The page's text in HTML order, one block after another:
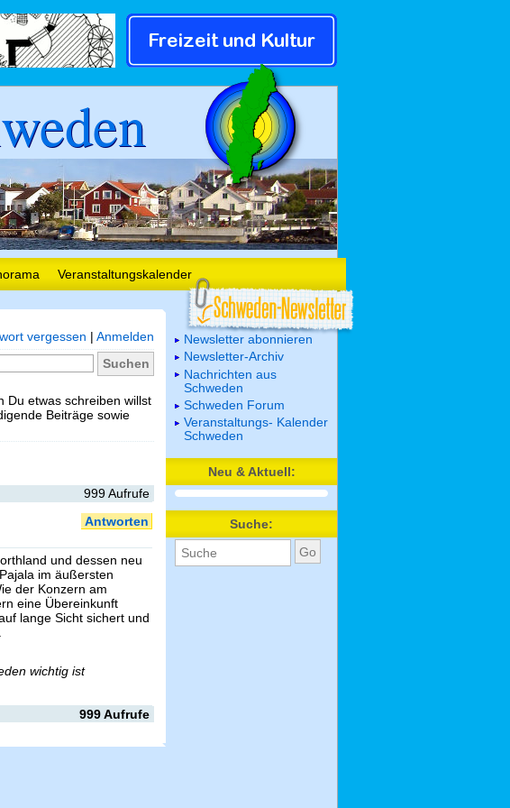
Veranstaltungskalender
vergessen | Anmelden
Du etwas schreiben willst
Beiträge sowie
999 Aufrufe
Antworten
und dessen neu
im äußersten
der Konzern am
eine Übereinkunft
lange Sicht sichert und
wichtig ist
999 Aufrufe
Newsletter abonnieren
Newsletter-Archiv
Nachrichten aus
Schweden
Schweden Forum
Veranstaltungs- Kalender
Schweden
Neu & Aktuell:
Suche: